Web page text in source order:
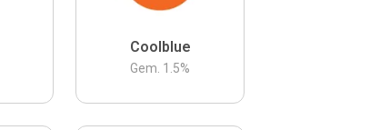
Coolblue
Gem. 1.5%